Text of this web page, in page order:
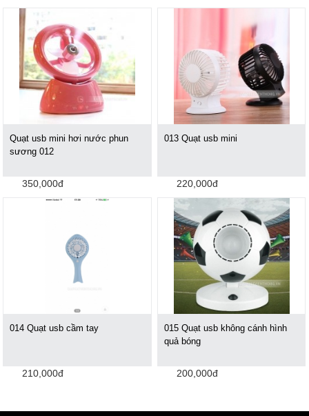
Quạt usb mini hơi nước phun
sương 012
350,000đ
013 Quạt usb mini
220,000đ
014 Quạt usb cầm tay
210,000đ
015 Quạt usb không cánh hình
quả bóng
200,000đ